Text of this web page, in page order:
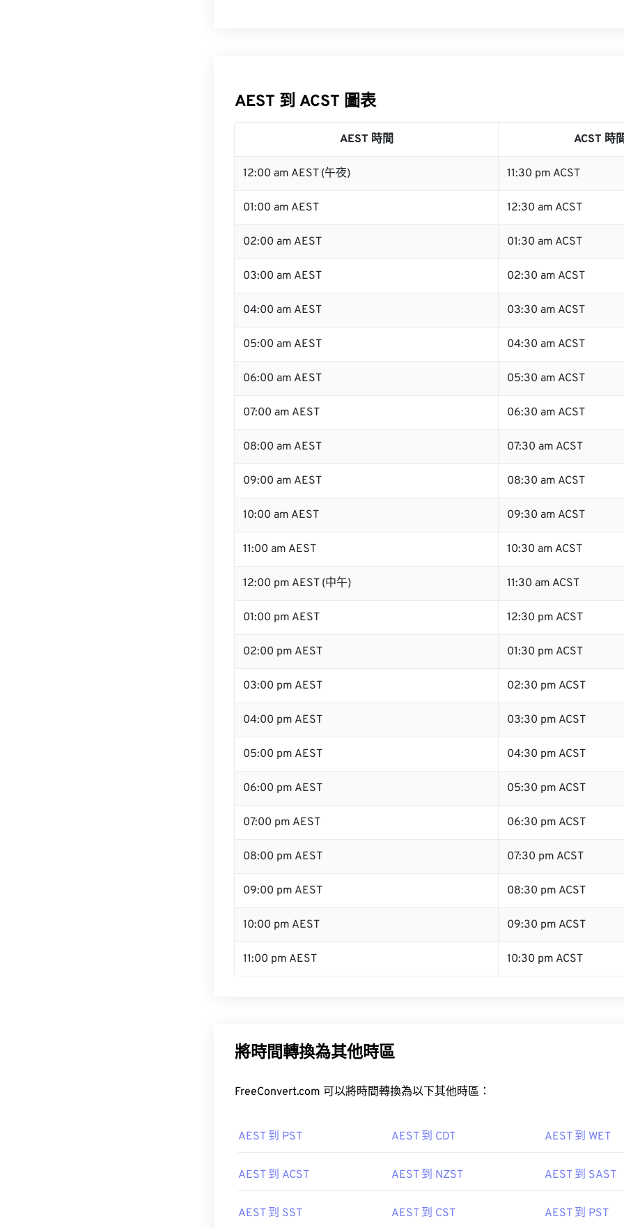
AEST 到 ACST 圖表
AEST 時間 ACST 時
12:00 am AEST (午夜) 11:30 pm ACST
01:00 am AEST 12:30 am ACST
02:00 am AEST 01:30 am ACST
03:00 am AEST 02:30 am ACST
04:00 am AEST 03:30 am ACST
05:00 am AEST 04:30 am ACST
06:00 am AEST 05:30 am ACST
07:00 am AEST 06:30 am ACST
08:00 am AEST 07:30 am ACST
09:00 am AEST 08:30 am ACST
10:00 am AEST 09:30 am ACST
11:00 am AEST 10:30 am ACST
12:00 pm AEST (中午) 11:30 am ACST
01:00 pm AEST 12:30 pm ACST
02:00 pm AEST 01:30 pm ACST
03:00 pm AEST 02:30 pm ACST
04:00 pm AEST 03:30 pm ACST
05:00 pm AEST 04:30 pm ACST
06:00 pm AEST 05:30 pm ACST
07:00 pm AEST 06:30 pm ACST
08:00 pm AEST 07:30 pm ACST
09:00 pm AEST 08:30 pm ACST
10:00 pm AEST 09:30 pm ACST
11:00 pm AEST 10:30 pm ACST
將時間轉換為其他時區
FreeConvert.com 可以將時間轉換為以下其他時區：
AEST 到 PST AEST 到 CDT AEST 到 WET
AEST 到 ACST AEST 到 NZST AEST 到 SAST
AEST 到 SST AEST 到 CST AEST 到 PST